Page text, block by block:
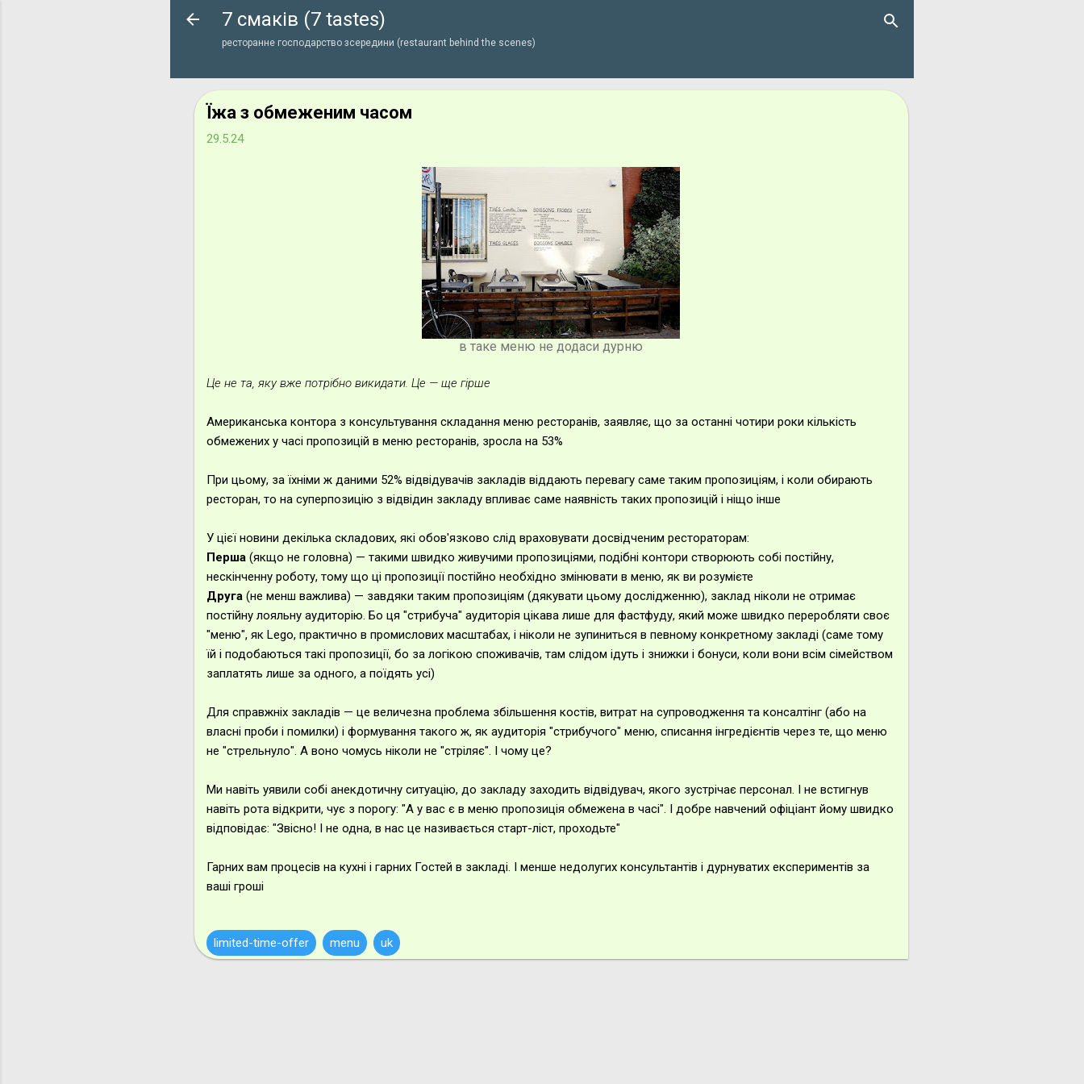
7 смаків (7 tastes)
ресторанне господарство зсередини (restaurant behind the scenes)
Їжа з обмеженим часом
29.5.24
в таке меню не додаси дурню
Це не та, яку вже потрібно викидати. Це — ще гірше
Американська контора з консультування складання меню ресторанів, заявляє, що за останні чотири роки кількість
обмежених у часі пропозицій в меню ресторанів, зросла на 53%
При цьому, за їхніми ж даними 52% відвідувачів закладів віддають перевагу саме таким пропозиціям, і коли обирають
ресторан, то на суперпозицію з відвідин закладу впливає саме наявність таких пропозицій і ніщо інше
У цієї новини декілька складових, які обов'язково слід враховувати досвідченим рестораторам:
Перша (якщо не головна) — такими швидко живучими пропозиціями, подібні контори створюють собі постійну,
нескінченну роботу, тому що ці пропозиції постійно необхідно змінювати в меню, як ви розумієте
Друга (не менш важлива) — завдяки таким пропозиціям (дякувати цьому дослідженню), заклад ніколи не отримає
постійну лояльну аудиторію. Бо ця "стрибуча" аудиторія цікава лише для фастфуду, який може швидко переробляти своє
"меню", як Lego, практично в промислових масштабах, і ніколи не зупиниться в певному конкретному закладі (саме тому
їй і подобаються такі пропозиції, бо за логікою споживачів, там слідом ідуть і знижки і бонуси, коли вони всім сімейством
заплатять лише за одного, а поїдять усі)
Для справжніх закладів — це величезна проблема збільшення костів, витрат на супроводження та консалтінг (або на
власні проби і помилки) і формування такого ж, як аудиторія "стрибучого" меню, списання інгредієнтів через те, що меню
не "стрельнуло". А воно чомусь ніколи не "стріляє". І чому це?
Ми навіть уявили собі анекдотичну ситуацію, до закладу заходить відвідувач, якого зустрічає персонал. І не встигнув
навіть рота відкрити, чує з порогу: "А у вас є в меню пропозиція обмежена в часі". І добре навчений офіціант йому швидко
відповідає: "Звісно! І не одна, в нас це називається старт-ліст, проходьте"
Гарних вам процесів на кухні і гарних Гостей в закладі. І менше недолугих консультантів і дурнуватих експериментів за
ваші гроші
limited-time-offer menu uk